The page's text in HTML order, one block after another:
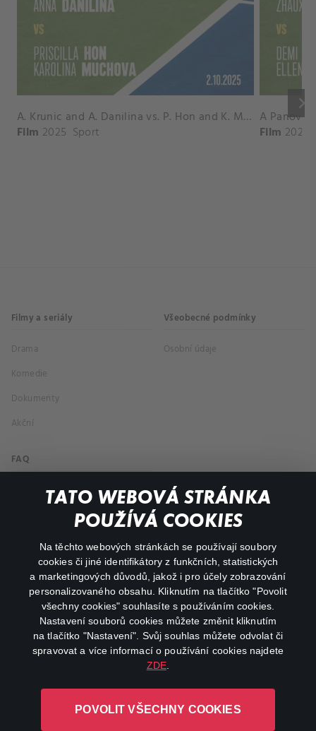
TATO WEBOVÁ STRÁNKA
POUŽÍVÁ COOKIES
Na těchto webových stránkách se používají soubory
cookies či jiné identifikátory z funkčních, statistických
a marketingových důvodů, jakož i pro účely zobrazování
personalizovaného obsahu. Kliknutím na tlačítko "Povolit
všechny cookies" souhlasíte s používáním cookies.
Nastavení souborů cookies můžete změnit kliknutím
na tlačítko "Nastavení". Svůj souhlas můžete odvolat či
spravovat a více informací o používání cookies najdete
ZDE
POVOLIT VŠECHNY COOKIES
keyboard_arrow_right
A. Krunic and A. Danilina vs. P. Hon and K. Muchova Match Highlights - BEIJING_Capital Group Diamond ( October 02, 2025)
Film 2025 Sport Film 2026
Filmy a seriály
Drama
Komedie
Dokumenty
Akční
Všeobecné podmínky
Osobní údaje
FAQ
Můj účet
Důležité odkazy
facebookinstagram
youtube
L-1246 Luxembourg R.C.S.